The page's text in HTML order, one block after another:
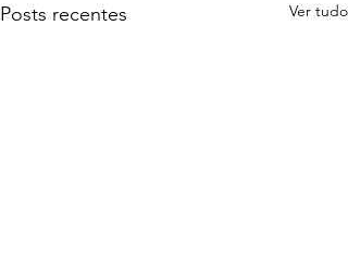
Posts recentes Ver tudo